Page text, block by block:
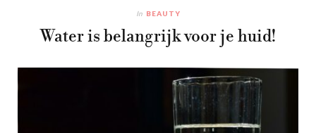
In BEAUTY
Water is belangrijk voor je huid!